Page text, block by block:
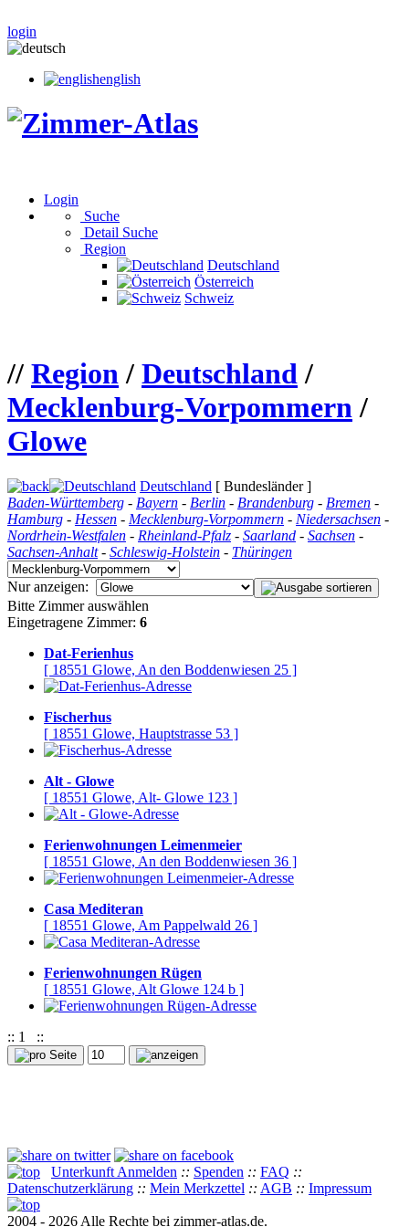
login
english
Login
Suche
Detail Suche
Region
Deutschland
Österreich
Schweiz
// Region/ Deutschland/
Mecklenburg-Vorpommern/
Glowe
Deutschland [ Bundesländer ]
Baden-Württemberg - Bayern - Berlin - Brandenburg - Bremen -
Hamburg - Hessen - Mecklenburg-Vorpommern - Niedersachsen -
Nordrhein-Westfalen - Rheinland-Pfalz - Saarland - Sachsen -
Sachsen-Anhalt- Schleswig-Holstein - Thüringen
Nur anzeigen:
Bitte Zimmer auswählen
Eingetragene Zimmer: 6
Dat-Ferienhus
[ 18551 Glowe, An den Boddenwiesen 25 ]
Fischerhus
[ 18551 Glowe, Hauptstrasse 53 ]
Alt - Glowe
[ 18551 Glowe, Alt- Glowe 123 ]
Ferienwohnungen Leimenmeier
[ 18551 Glowe, An den Boddenwiesen 36 ]
Casa Mediteran
[ 18551 Glowe, Am Pappelwald 26 ]
Ferienwohnungen Rügen
[ 18551 Glowe, Alt Glowe 124 b ]
:: 1 ::
Unterkunft Anmelden :: Spenden :: FAQ ::
Datenschutzerklärung :: Mein Merkzettel :: AGB :: Impressum
2004 - 2026 Alle Rechte bei zimmer-atlas.de.